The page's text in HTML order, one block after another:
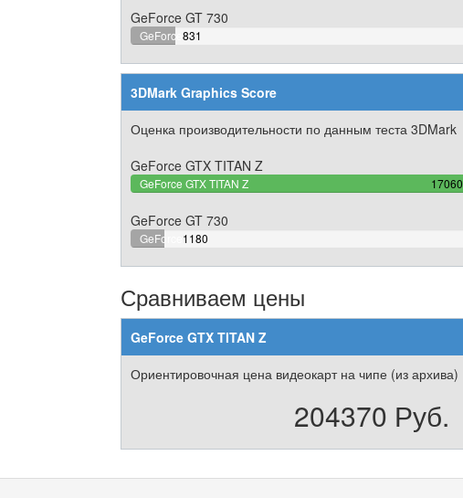
GeForce GT 730
GeForce 831
9.3402270428234%
3DMark Graphics Score
Оценка производительности по данным теста 3DMark
GeForce GTX TITAN Z
GeForce GTX TITAN Z 17060
100%
GeForce GT 730
GeForce 1180
6.9167643610785%
Сравниваем цены
GeForce GTX TITAN Z
Ориентировочная цена видеокарт на чипе (из архива)
204370 Руб.